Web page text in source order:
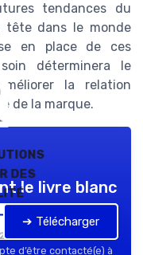
tendances du
tête dans le monde
en place de ces
déterminera le
la relation
de la marque.
des
le livre blanc
➔ Télécharger
d’être contacté(e) à